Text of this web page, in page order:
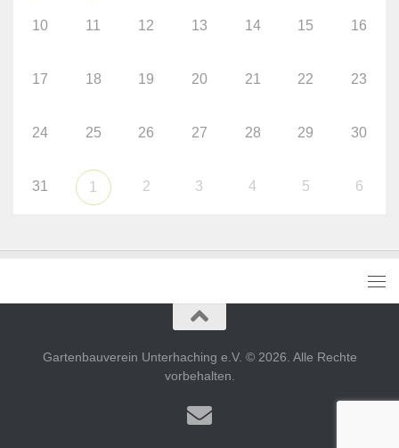
10 11 12 13 14 15 16
17 18 19 20 21 22 23
24 25 26 27 28 29 30
31 1 2 3 4 5 6
Gartenbauverein Unterhaching e.V. © 2026. Alle Rechte
vorbehalten.